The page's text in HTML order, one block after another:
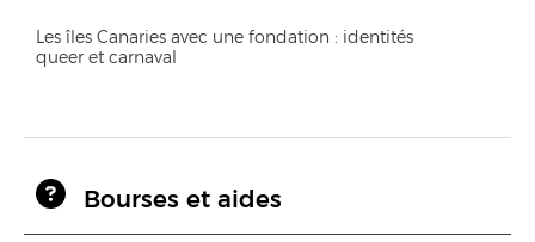
Les îles Canaries avec une fondation : identités
queer et carnaval
Bourses et aides